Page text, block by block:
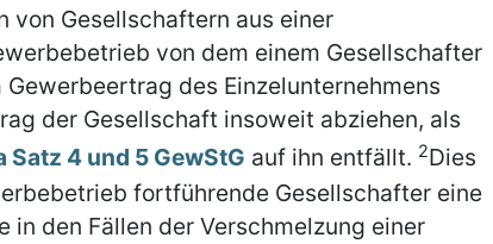
von Gesellschaftern aus einer
von dem einem Gesellschafter
des Einzelunternehmens
der Gesellschaft insoweit abziehen, als
Satz 4 und 5 GewStG auf ihn entfällt. 2Dies
fortführende Gesellschafter eine
den Fällen der Verschmelzung einer